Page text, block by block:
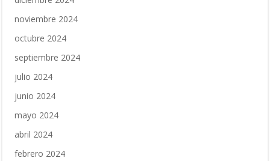
noviembre 2024
octubre 2024
septiembre 2024
julio 2024
junio 2024
mayo 2024
abril 2024
febrero 2024